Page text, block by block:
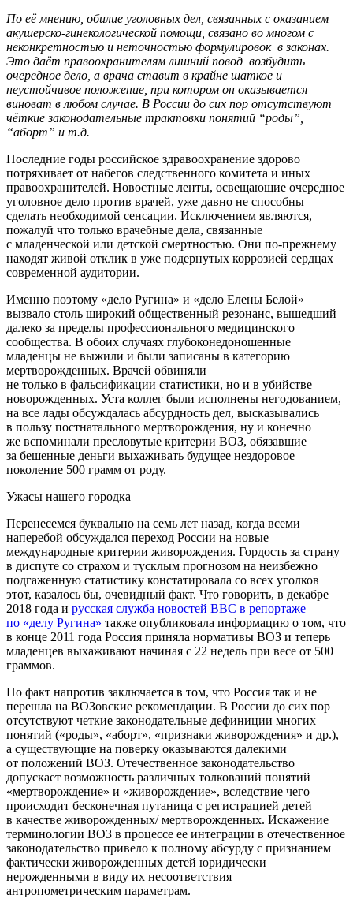
По её мнению, обилие уголовных дел, связанных с оказанием
акушерско-гинекологической помощи, связано во многом с
неконкретностью и неточностью формулировок в законах.
Это даёт правоохранителям лишний повод возбудить
очередное дело, а врача ставит в крайне шаткое и
неустойчивое положение, при котором он оказывается
виноват в любом случае. В России до сих пор отсутствуют
чёткие законодательные трактовки понятий “роды”,
“аборт” и т.д.
Последние годы российское здравоохранение здорово
потряхивает от набегов следственного комитета и иных
правоохранителей. Новостные ленты, освещающие очередное
уголовное дело против врачей, уже давно не способны
сделать необходимой сенсации. Исключением являются,
пожалуй что только врачебные дела, связанные
с младенческой или детской смертностью. Они по-прежнему
находят живой отклик в уже подернутых коррозией сердцах
современной аудитории.
Именно поэтому «дело Ругина» и «дело Елены Белой»
вызвало столь широкий общественный резонанс, вышедший
далеко за пределы профессионального медицинского
сообщества. В обоих случаях глубоконедоношенные
младенцы не выжили и были записаны в категорию
мертворожденных. Врачей обвиняли
не только в фальсификации статистики, но и в убийстве
новорожденных. Уста коллег были исполнены негодованием,
на все лады обсуждалась абсурдность дел, высказывались
в пользу постнатального мертворождения, ну и конечно
же вспоминали пресловутые критерии ВОЗ, обязавшие
за бешенные деньги выхаживать будущее нездоровое
поколение 500 грамм от роду.
Ужасы нашего городка
Перенесемся буквально на семь лет назад, когда всеми
наперебой обсуждался переход России на новые
международные критерии живорождения. Гордость за страну
в диспуте со страхом и тусклым прогнозом на неизбежно
подгаженную статистику констатировала со всех уголков
этот, казалось бы, очевидный факт. Что говорить, в декабре
2018 года и русская служба новостей ВВС в репортаже
по «делу Ругина» также опубликовала информацию о том, что
в конце 2011 года Россия приняла нормативы ВОЗ и теперь
младенцев выхаживают начиная с 22 недель при весе от 500
граммов.
Но факт напротив заключается в том, что Россия так и не
перешла на ВОЗовские рекомендации. В России до сих пор
отсутствуют четкие законодательные дефиниции многих
понятий («роды», «аборт», «признаки живорождения» и др.),
а существующие на поверку оказываются далекими
от положений ВОЗ. Отечественное законодательство
допускает возможность различных толкований понятий
«мертворождение» и «живорождение», вследствие чего
происходит бесконечная путаница с регистрацией детей
в качестве живорожденных/ мертворожденных. Искажение
терминологии ВОЗ в процессе ее интеграции в отечественное
законодательство привело к полному абсурду с признанием
фактически живорожденных детей юридически
нерожденными в виду их несоответствия
антропометрическим параметрам.